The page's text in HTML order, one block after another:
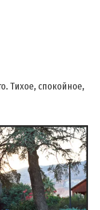
Тихое, спокойное,